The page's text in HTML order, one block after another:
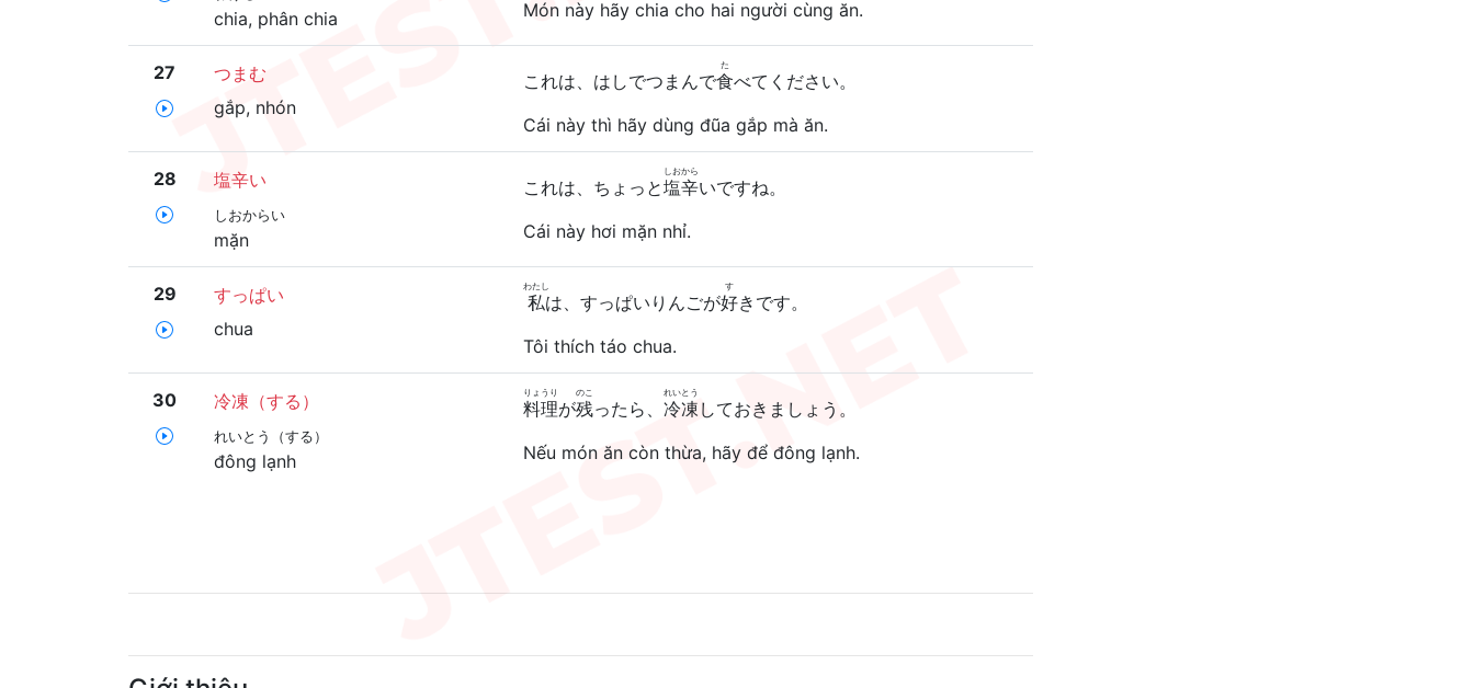
chia, phân chia
Món này hãy chia cho hai người cùng ăn.
27
つまむ
gắp, nhón
これは、はしでつまんで食
た
べてください。
Cái này thì hãy dùng đũa gắp mà ăn.
28 塩辛い
しおからい
mặn
これは、ちょっと塩辛
しおから
いですね。
Cái này hơi mặn nhỉ.
29
すっぱい
chua
私
わたし
は、すっぱいりんごが好
す
きです。
Tôi thích táo chua.
30 冷凍（する）
れいとう（する）
đông lạnh
料理
りょうり
が残
のこ
ったら、 冷凍
れいとう
しておきましょう。
Nếu món ăn còn thừa, hãy để đông lạnh.